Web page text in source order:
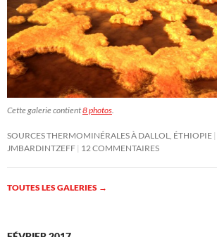
Cette galerie contient8 photos.
SOURCES THERMOMINÉRALES À DALLOL, ÉTHIOPIE
JMBARDINTZEFF 12 COMMENTAIRES
TOUTES LES GALERIES →